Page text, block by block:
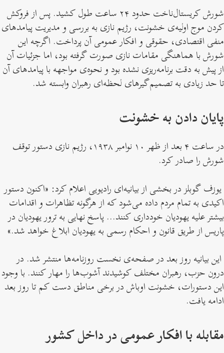
شورش کریستال‌ناخت حدود ۲۴ ساعت طول کشید. پس از فروکش
کردن موج اولیه‌ی خشونت، رژیم نازی به بررسی و مدیریت پیامدهای
منفی اقتصادی، حقوقی و افکار عمومی آن پرداخت. اگرچه این
شورش با هماهنگی مقامات نازی صورت گرفته بود، اما جزئیات آن
از پیش به دقت برنامه‌ریزی نشده بود و نحوه‌ی مواجهه با پیامد‌های آن
تا حد زیادی به تصمیم‌گیرهای لحظه‌ای رهبران وابسته شد.
پایان دادن به خشونت
در ساعت ۴ بعد از ظهر ۱۰ نوامبر ۱۹۳۸، رژیم نازی دستور توقف
شورش را صادر کرد.
یوزف گوبلز در بخشی از بیانیه‌ای رادیویی اعلام کرد: «اکنون دستور
اکیدی به تمام مردم داده می‌شود که از هرگونه تظاهرات و اقدامات
بیشتر علیه یهودیان خودداری کنند... پاسخ نهایی به ترور یهودیان در
پاریس از طریق قانون و احکام رسمی به یهودیان ابلاغ خواهد شد.»
این بیانیه روز بعد در صفحه‌ی نخست روزنامه‌ها منتشر شد. در
درون حزب، رهبران مختلف کوشیدند آشوب‌ها را مهار کنند. با وجود
این دستورات، خشونت اوباش در برخی مناطق دست کم تا روز بعد
ادامه یافت.
مقابله با افکار عمومی در داخل کشور